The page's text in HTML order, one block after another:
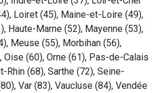
Loiret (45), Maine-et-Loire (49),
Haute-Marne (52), Mayenne (53),
Meuse (55), Morbihan (56),
(60), Orne (61), Pas-de-Calais
Rhin (68), Sarthe (72), Seine-
Var (83), Vaucluse (84), Vendée